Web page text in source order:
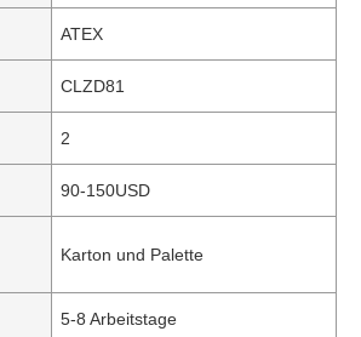
ATEX
CLZD81
2
90-150USD
Karton und Palette
5-8 Arbeitstage